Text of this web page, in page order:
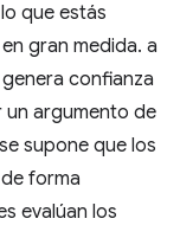
que estás
gran medida. a
confianza
un argumento de
supone que los
forma
evalúan los